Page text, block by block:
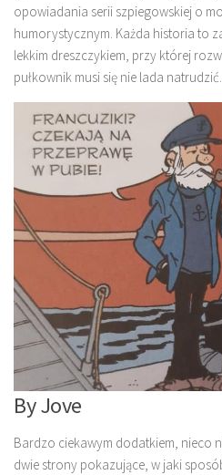
opowiadania serii szpiegowskiej o
humorystycznym. Każda historia to
lekkim dreszczykiem, przy której
pułkownik musi się nie lada natrudzić.
By Jove
Bardzo ciekawym dodatkiem, nieco
dwie strony pokazujące, w jaki